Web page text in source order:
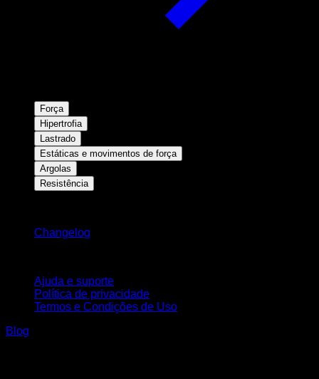
Força
Hipertrofia
Lastrado
Estáticas e movimentos de força
Argolas
Resistência
Changelog
Ajuda e suporte
Política de privacidade
Termos e Condições de Uso
Blog